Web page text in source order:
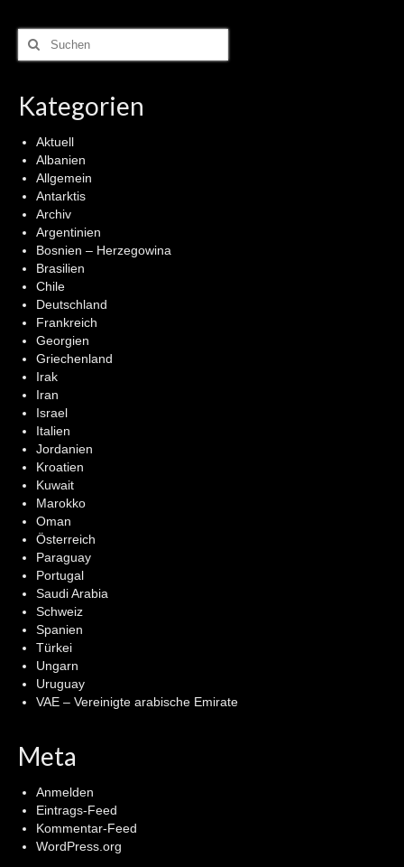
Suchen
nach:
Kategorien
Aktuell
Albanien
Allgemein
Antarktis
Archiv
Argentinien
Bosnien – Herzegowina
Brasilien
Chile
Deutschland
Frankreich
Georgien
Griechenland
Irak
Iran
Israel
Italien
Jordanien
Kroatien
Kuwait
Marokko
Oman
Österreich
Paraguay
Portugal
Saudi Arabia
Schweiz
Spanien
Türkei
Ungarn
Uruguay
VAE – Vereinigte arabische Emirate
Meta
Anmelden
Eintrags-Feed
Kommentar-Feed
WordPress.org